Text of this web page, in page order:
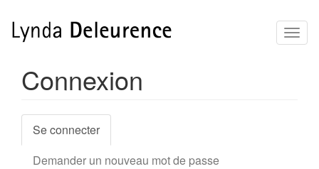
Aller
Connexion
Onglets
principaux
Se connecter
actif)
Demander un nouveau mot de passe